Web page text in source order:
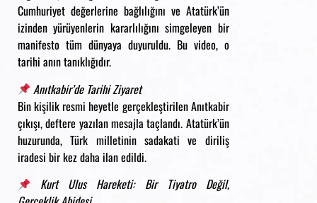
Cumhuriyet değerlerine bağlılığını ve Atatürk’ün
izinden yürüyenlerin kararlılığını simgeleyen bir
manifesto tüm dünyaya duyuruldu. Bu video, o
tarihi anın tanıklığıdır.
Anıtkabir’de Tarihi Ziyaret
Bin kişilik resmi heyetle gerçekleştirilen Anıtkabir
çıkışı, deftere yazılan mesajla taçlandı. Atatürk’ün
huzurunda, Türk milletinin sadakati ve diriliş
iradesi bir kez daha ilan edildi.
Kurt Ulus Hareketi: Bir Tiyatro Değil,